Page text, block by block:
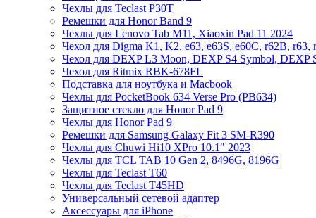
Чехлы для Teclast P30T
Ремешки для Honor Band 9
Чехлы для Lenovo Tab M11, Xiaoxin Pad 11 2024
Чехол для Digma K1, K2, e63, e63S, e60C, r62B, r63,
Чехол для DEXP L3 Moon, DEXP S4 Symbol, DEXP
Чехол для Ritmix RBK-678FL
Подставка для ноутбука и Macbook
Чехлы для PocketBook 634 Verse Pro (PB634)
Защитное стекло для Honor Pad 9
Чехлы для Honor Pad 9
Ремешки для Samsung Galaxy Fit 3 SM-R390
Чехлы для Chuwi Hi10 XPro 10.1" 2023
Чехлы для TCL TAB 10 Gen 2, 8496G, 8196G
Чехлы для Teclast T60
Чехлы для Teclast T45HD
Универсальный сетевой адаптер
Аксессуары для iPhone